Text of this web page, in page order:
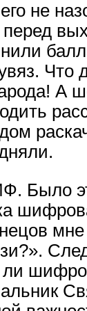
не
Что
А
Было
мне
ли